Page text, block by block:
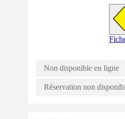
Non disponible en ligne
Réservation non